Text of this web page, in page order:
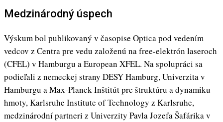
Medzinárodný úspech
Výskum bol publikovaný v časopise Optica pod vedením
vedcov z Centra pre vedu založenú na free-elektrón laseroch
(CFEL) v Hamburgu a European XFEL. Na spolupráci sa
podieľali z nemeckej strany DESY Hamburg, Univerzita v
Hamburgu a Max-Planck Inštitút pre štruktúru a dynamiku
hmoty, Karlsruhe Institute of Technology z Karlsruhe,
medzinárodní partneri z Univerzity Pavla Jozefa Šafárika v